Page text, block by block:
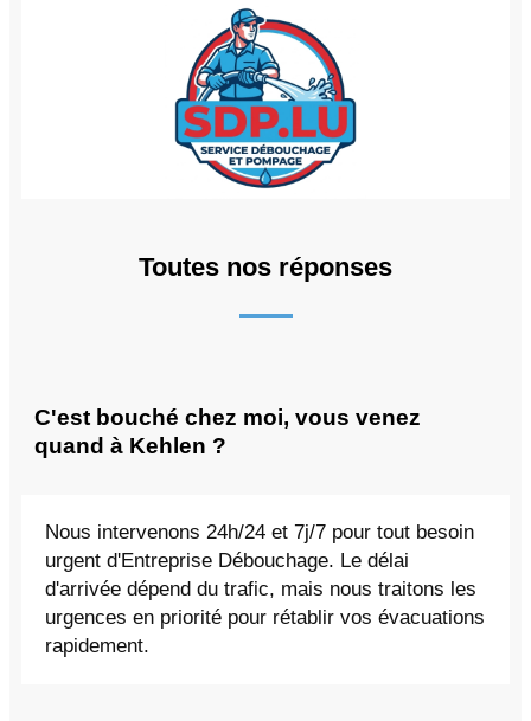
Toutes nos réponses
C'est bouché chez moi, vous venez
quand à Kehlen ?
Nous intervenons 24h/24 et 7j/7 pour tout besoin
urgent d'Entreprise Débouchage. Le délai
d'arrivée dépend du trafic, mais nous traitons les
urgences en priorité pour rétablir vos évacuations
rapidement.